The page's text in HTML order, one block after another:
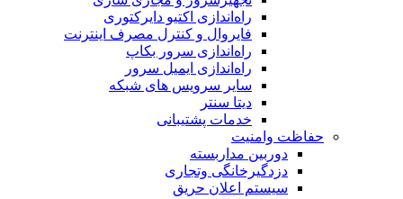
راه‌اندازی اکتیو دایرکتوری
فایروال و کنترل مصرف اینترنت
راه‌اندازی سرور بکاپ
راه‌اندازی ایمیل سرور
سایر سرویس های شبکه
دیتا سنتر
خدمات پشتیبانی
حفاظت وامنیت
دوربین مداربسته
دزدگیرخانگی وتجاری
سیستم اعلان حریق